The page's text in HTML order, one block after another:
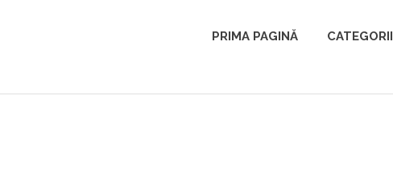
PRIMA PAGINĂ CATEGORII